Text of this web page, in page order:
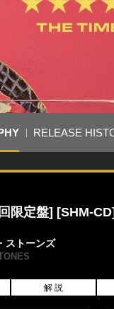
RELEASE
限定盤] [SHM-CD]
ストーンズ
解 説